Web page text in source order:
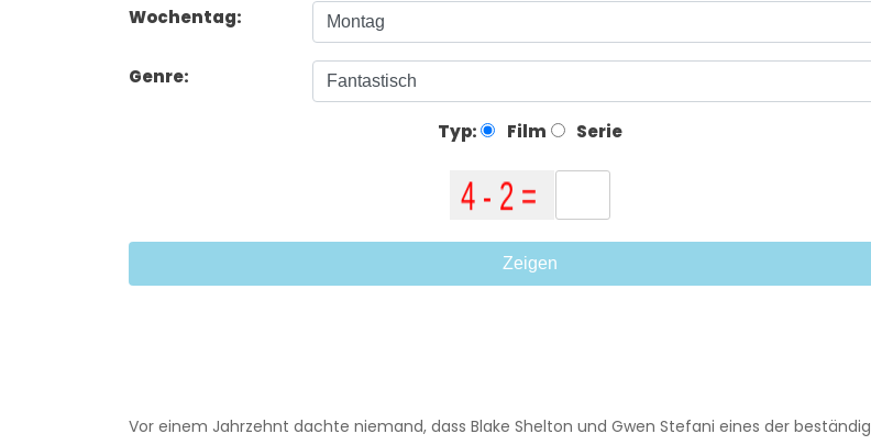
Wochentag:
Genre:
Typ: Film Serie
Zeigen
Vor einem Jahrzehnt dachte niemand, dass Blake Shelton und Gwen Stefani eines der